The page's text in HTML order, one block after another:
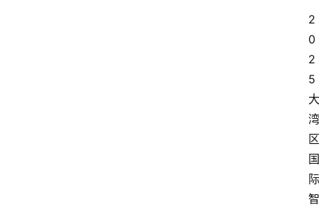
2
0
2
5
大
湾
区
国
际
智